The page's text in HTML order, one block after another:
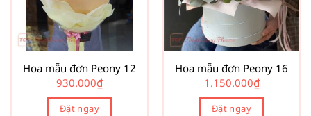
Hoa mẫu đơn Peony 12
930.000₫
Đặt ngay
Hoa mẫu đơn Peony 16
1.150.000₫
Đặt ngay